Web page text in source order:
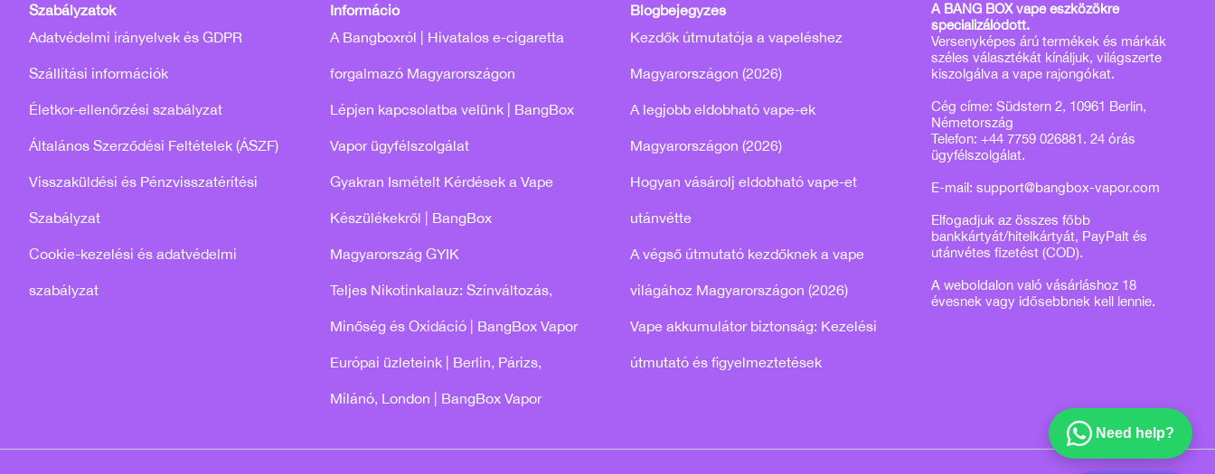
Szabályzatok
Adatvédelmi irányelvek és GDPR
Szállítási információk
Életkor-ellenőrzési szabályzat
Általános Szerződési Feltételek (ÁSZF)
Visszaküldési és Pénzvisszatérítési
Szabályzat
Cookie-kezelési és adatvédelmi
szabályzat
Információ
A Bangboxról | Hivatalos e-cigaretta
forgalmazó Magyarországon
Lépjen kapcsolatba velünk | BangBox
Vapor ügyfélszolgálat
Gyakran Ismételt Kérdések a Vape
Készülékekről | BangBox
Magyarország GYIK
Teljes Nikotinkalauz: Színváltozás,
Minőség és Oxidáció | BangBox Vapor
Európai üzleteink | Berlin, Párizs,
Milánó, London | BangBox Vapor
Blogbejegyzés
Kezdők útmutatója a vapeléshez
Magyarországon (2026)
A legjobb eldobható vape-ek
Magyarországon (2026)
Hogyan vásárolj eldobható vape-et
utánvétte
A végső útmutató kezdőknek a vape
világához Magyarországon (2026)
Vape akkumulátor biztonság: Kezelési
útmutató és figyelmeztetések
A BANG BOX vape eszközökre
specializálódott.
Versenyképes árú termékek és márkák
széles választékát kínáljuk, világszerte
kiszolgálva a vape rajongókat.
Cég címe: Südstern 2, 10961 Berlin,
Németország
Telefon: +44 7759 026881. 24 órás
ügyfélszolgálat.
E-mail: support@bangbox-vapor.com
Elfogadjuk az összes főbb
bankkártyát/hitelkártyát, PayPalt és
utánvétes fizetést (COD).
A weboldalon való vásárláshoz 18
évesnek vagy idősebbnek kell lennie.
Need help?